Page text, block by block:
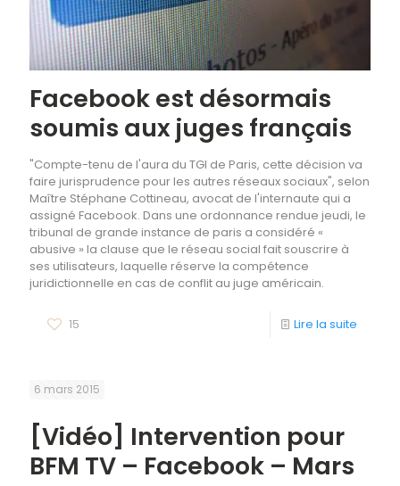
Facebook est désormais
soumis aux juges français
"Compte-tenu de l'aura du TGI de Paris, cette décision va
faire jurisprudence pour les autres réseaux sociaux", selon
Maître Stéphane Cottineau, avocat de l'internaute qui a
assigné Facebook. Dans une ordonnance rendue jeudi, le
tribunal de grande instance de paris a considéré «
abusive » la clause que le réseau social fait souscrire à
ses utilisateurs, laquelle réserve la compétence
juridictionnelle en cas de conflit au juge américain.
15 Lire la suite
6 mars 2015
[Vidéo] Intervention pour
BFM TV – Facebook – Mars